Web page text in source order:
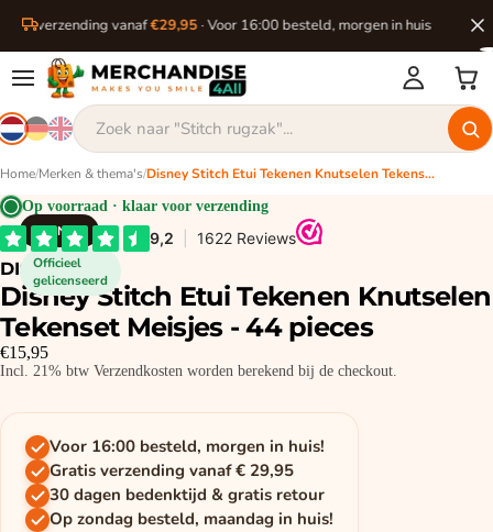
verzending vanaf€29,95· Voor 16:00 besteld, morgen in huis
Home/Merken & thema's/ Disney Stitch Etui Tekenen Knutselen Tekenset Meisjes - 44 pieces
DISNEY
Officieel
gelicenseerd
Op voorraad · klaar voor verzending
DISNEY
Disney Stitch Etui Tekenen Knutselen
Tekenset Meisjes - 44 pieces
€15,95
Incl. 21% btw Verzendkosten worden berekend bij de checkout.
Voor 16:00 besteld, morgen in huis!
Gratis verzending vanaf € 29,95
30 dagen bedenktijd & gratis retour
Op zondag besteld, maandag in huis!